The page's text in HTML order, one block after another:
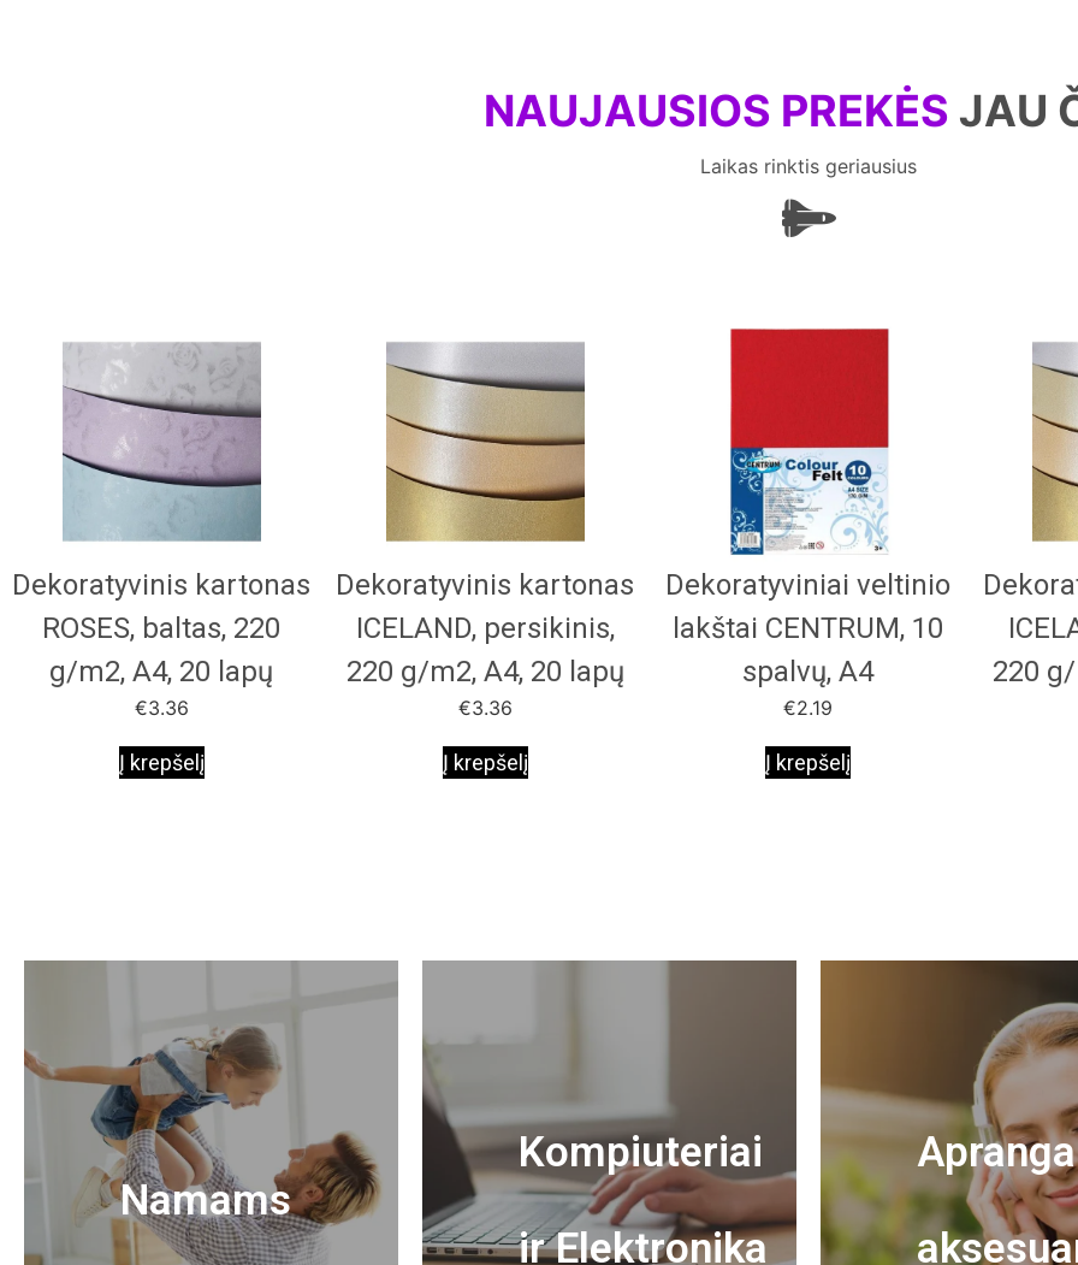
NAUJAUSIOS PREKĖS JAU
Laikas rinktis geriausius
Dekoratyvinis kartonas
ROSES, baltas, 220
g/m2, A4, 20 lapų
€3.36
Į krepšelį
Dekoratyvinis kartonas
ICELAND, persikinis,
220 g/m2, A4, 20 lapų
€3.36
Į krepšelį
Dekoratyviniai veltinio
lakštai CENTRUM, 10
spalvų, A4
€2.19
Į krepšelį
220
Namams
Kompiuteriai
ir Elektronika